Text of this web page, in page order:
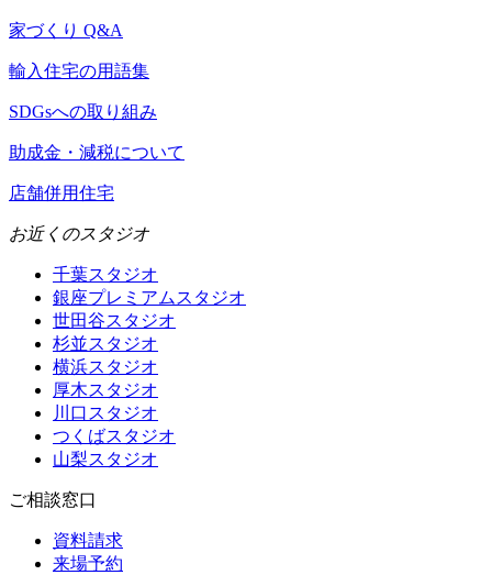
家づくり Q&A
輸入住宅の用語集
SDGsへの取り組み
助成金・減税について
店舗併用住宅
お近くのスタジオ
千葉スタジオ
銀座プレミアムスタジオ
世田谷スタジオ
杉並スタジオ
横浜スタジオ
厚木スタジオ
川口スタジオ
つくばスタジオ
山梨スタジオ
ご相談窓口
資料請求
来場予約